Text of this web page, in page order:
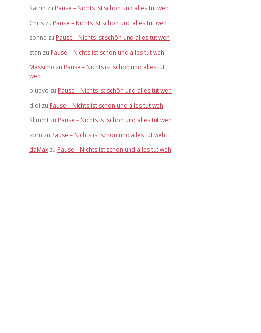
Katrin zu Pause – Nichts ist schön und alles tut weh
Chris zu Pause – Nichts ist schön und alles tut weh
sonne zu Pause – Nichts ist schön und alles tut weh
stan zu Pause – Nichts ist schön und alles tut weh
Massimo zu Pause – Nichts ist schön und alles tut
weh
blueyo zu Pause – Nichts ist schön und alles tut weh
didi zu Pause – Nichts ist schön und alles tut weh
Klimmt zu Pause – Nichts ist schön und alles tut weh
sbrn zu Pause – Nichts ist schön und alles tut weh
daMax zu Pause – Nichts ist schön und alles tut weh